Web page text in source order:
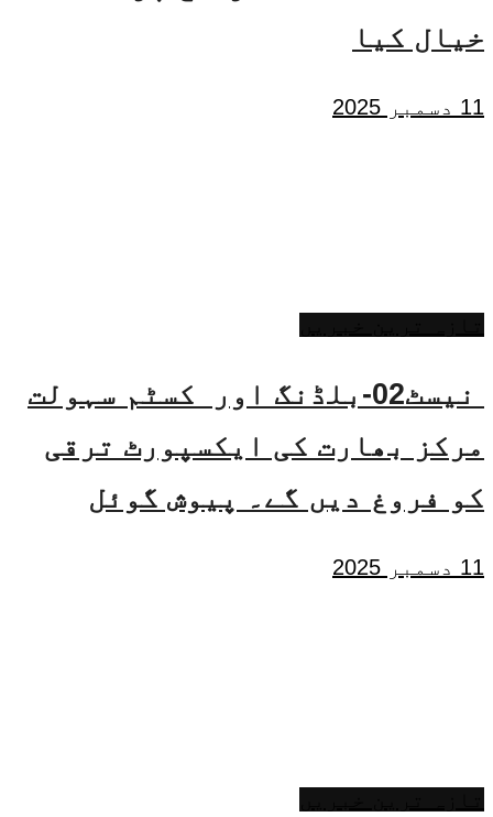
خیال کیا
11 دسمبر 2025
نیسٹ02-بلڈنگ اور کسٹم سہولت
مرکز بھارت کی ایکسپورٹ ترقی
کو فروغ دیں گے۔ پیوش گوئل
11 دسمبر 2025